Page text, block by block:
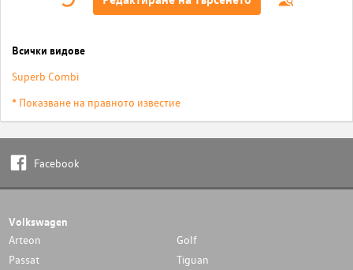
Всички видове
Superb Combi
* Показване на правното известие
Facebook
Volkswagen
Arteon
Golf
Passat
Tiguan